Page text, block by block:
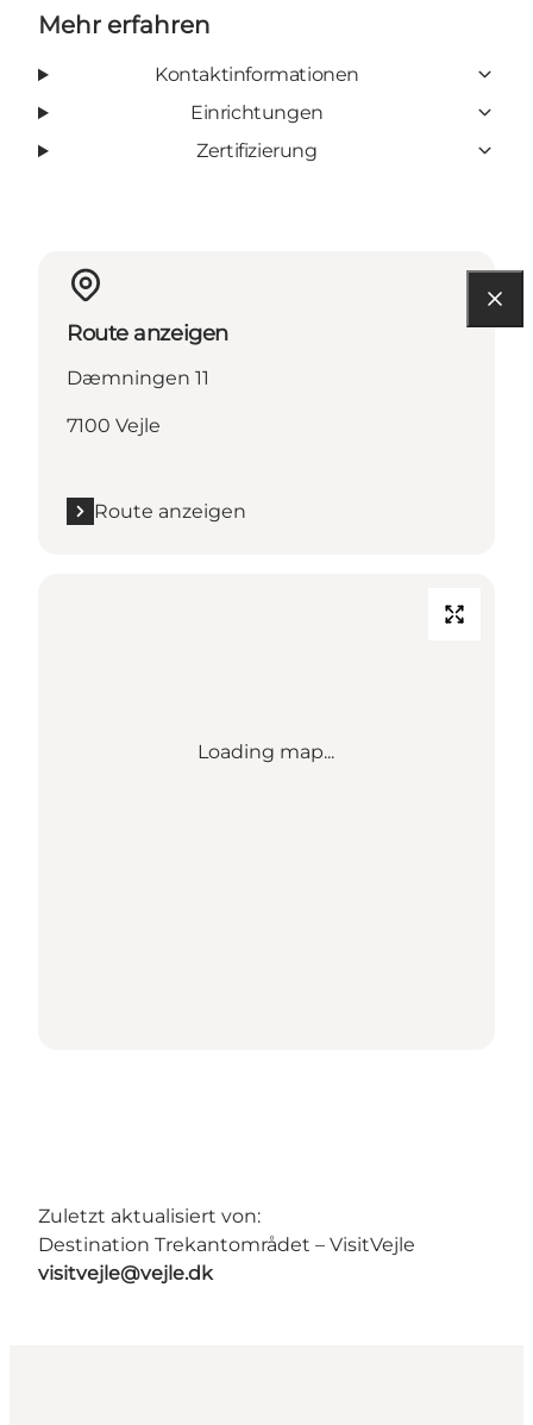
Mehr erfahren
Kontaktinformationen
Einrichtungen
Zertifizierung
Route anzeigen
Dæmningen 11
7100 Vejle
Route anzeigen
Loading map...
Zuletzt aktualisiert von:
Destination Trekantområdet – VisitVejle
visitvejle@vejle.dk